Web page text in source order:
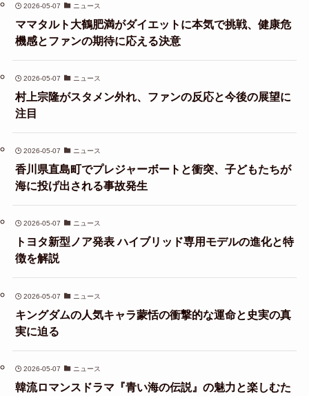
2026-05-07 ニュース
ママタルト大鶴肥満がダイエットに本気で挑戦、健康危
機感とファンの期待に応える決意
2026-05-07 ニュース
村上宗隆がスタメン外れ、ファンの反応と今後の展望に
注目
2026-05-07 ニュース
香川県直島町でプレジャーボートと衝突、子どもたちが
海に投げ出される事故発生
2026-05-07 ニュース
トヨタ新型ノア発表 ハイブリッド専用モデルの進化と特
徴を解説
2026-05-07 ニュース
キングダムの人気キャラ蒙恬の衝撃的な運命と史実の真
実に迫る
2026-05-07 ニュース
韓流ロマンスドラマ『青い海の伝説』の魅力と楽しむた